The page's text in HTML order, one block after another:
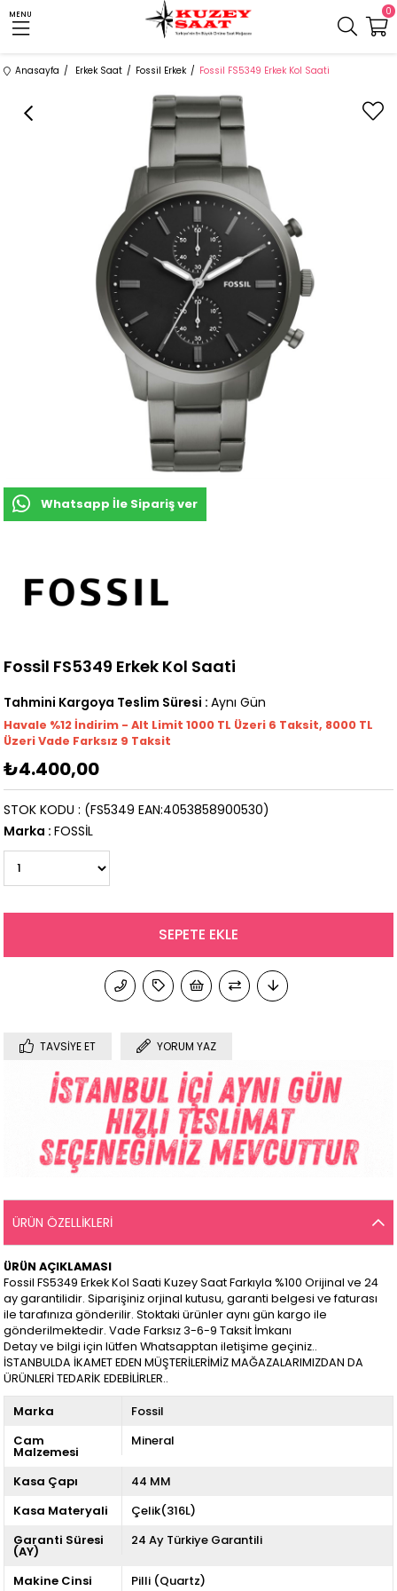
MENU 0
Anasayfa Erkek Saat Fossil Erkek Fossil FS5349 Erkek Kol Saati
Whatsapp İle Sipariş ver
Fossil FS5349 Erkek Kol Saati
Tahmini Kargoya Teslim Süresi : Aynı Gün
Havale %12 İndirim - Alt Limit 1000 TL Üzeri 6 Taksit, 8000 TL
Üzeri Vade Farksız 9 Taksit
₺4.400,00
(FS5349 EAN:4053858900530)
STOK KODU
Marka : FOSSİL
TAVSIYE ET YORUM YAZ
ÜRÜN ÖZELLIKLERI
ÜRÜN AÇIKLAMASI
Fossil FS5349 Erkek Kol Saati Kuzey Saat Farkıyla %100 Orijinal ve 24
ay garantilidir. Siparişiniz orjinal kutusu, garanti belgesi ve faturası
ile tarafınıza gönderilir. Stoktaki ürünler aynı gün kargo ile
gönderilmektedir. Vade Farksız 3-6-9 Taksit İmkanı
Detay ve bilgi için lütfen Whatsapptan iletişime geçiniz..
İSTANBULDA İKAMET EDEN MÜŞTERİLERİMİZ MAĞAZALARIMIZDAN DA
ÜRÜNLERİ TEDARİK EDEBİLİRLER..
Marka
Fossil
Cam
Malzemesi
Mineral
Kasa Çapı
44 MM
Kasa Materyali
Çelik(316L)
Garanti Süresi
(AY)
24 Ay Türkiye Garantili
Makine Cinsi Pilli (Quartz)